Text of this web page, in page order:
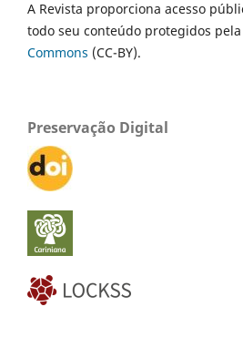
A Revista proporciona acesso
todo seu conteúdo protegidos pela
Commons (CC-BY).
Preservação Digital